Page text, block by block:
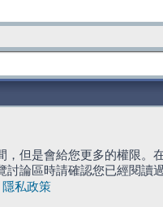
但是會給您更多的權限。
論區時請確認您已經閱讀
隱私政策